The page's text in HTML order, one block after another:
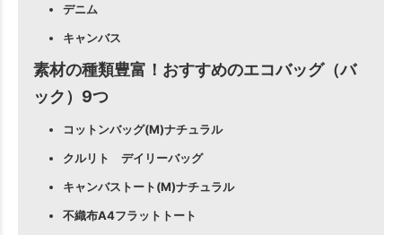
デニム
キャンバス
素材の種類豊富！おすすめのエコバッグ（バ
ック）9つ
コットンバッグ(M)ナチュラル
クルリト デイリーバッグ
キャンバストート(M)ナチュラル
不織布A4フラットトート